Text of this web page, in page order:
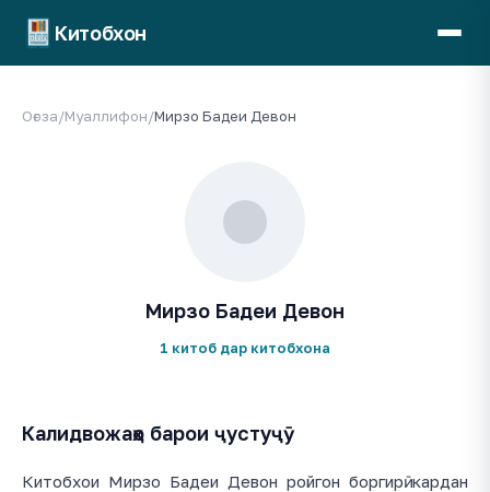
Китобхон
Оғоза/Муаллифон/Мирзо Бадеи Девон
Мирзо Бадеи Девон
1 китоб дар китобхона
Калидвожаҳо барои ҷустуҷӯ
Китобхои Мирзо Бадеи Девон ройгон боргирӣ кардан